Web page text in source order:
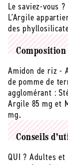
Le saviez-vous ?
L'Argile
des
Composition
Amidon de riz -
de pomme de
agglomérant :
Argile 85 mg et
mg.
Conseils
QUI ? Adultes